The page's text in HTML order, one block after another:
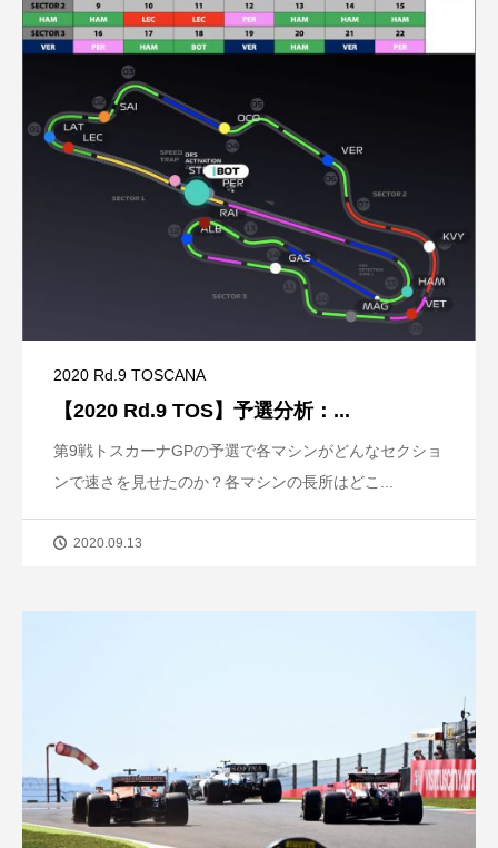
2020 Rd.9 TOSCANA
【2020 Rd.9 TOS】予選分析：...
第9戦トスカーナGPの予選で各マシンがどんなセクショ
ンで速さを見せたのか？各マシンの長所はどこ...
2020.09.13